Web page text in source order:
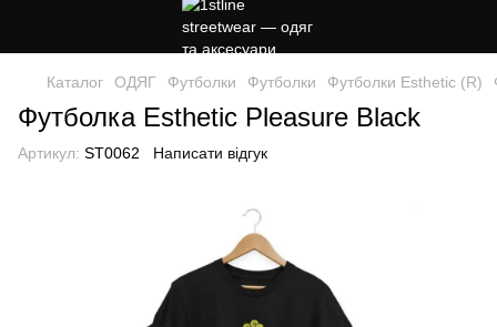
Каталог ОДЯГ Футболки Футболки Футболки Esthetic (R)
Футболка Esthetic Pleasure Black
Артикул: ST0062 Написати відгук